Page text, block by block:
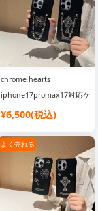
chrome hearts
iphone17promax17対応ケ
ース 黒 ブラック レザー
ーツ アイフォーン
16pro16ケース アイコンロ
ゴ 手提げ チェーン付き 落
下防止 ブランド
iphone1514ケース 男性 ス
¥6,500(税込)
よく売れる